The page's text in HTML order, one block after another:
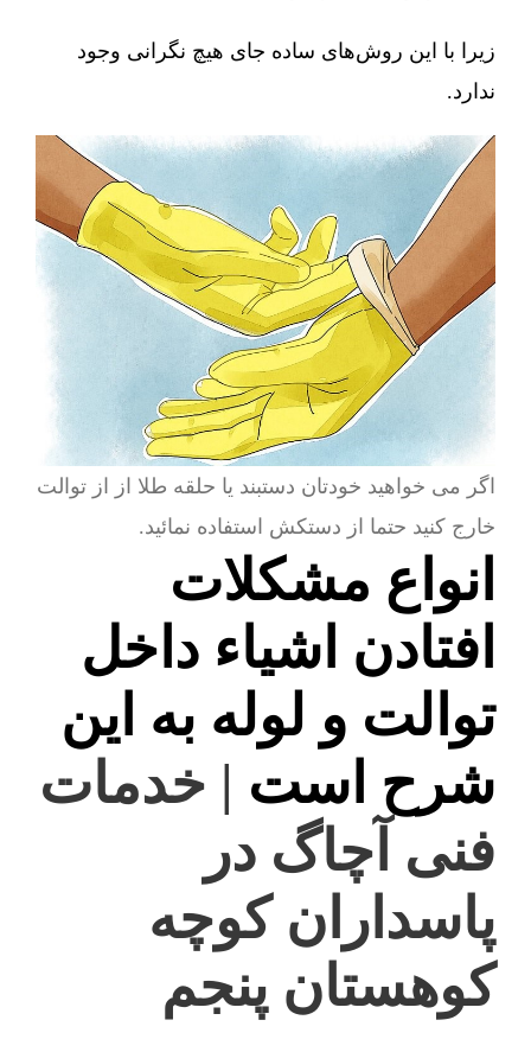
زیرا با این روش‌های ساده جای هیچ نگرانی وجود
ندارد.
اگر می خواهید خودتان دستبند یا حلقه طلا از از توالت
خارج کنید حتما از دستکش استفاده نمائید.
انواع مشکلات
افتادن اشیاء داخل
توالت و لوله به این
شرح است | خدمات
فنی آچاگ در
پاسداران کوچه
کوهستان پنجم